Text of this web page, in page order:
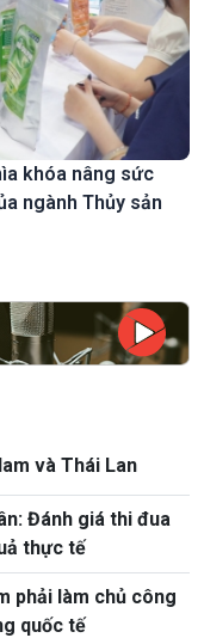
khóa nâng sức
ngành Thủy sản
và Thái Lan
Đánh giá thi đua
thực tế
phải làm chủ công
quốc tế